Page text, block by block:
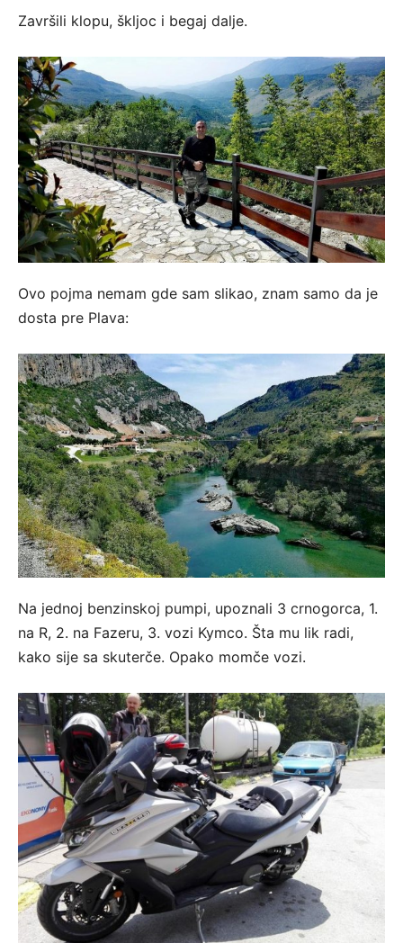
Završili klopu, škljoc i begaj dalje.
Ovo pojma nemam gde sam slikao, znam samo da je
dosta pre Plava:
Na jednoj benzinskoj pumpi, upoznali 3 crnogorca, 1.
na R, 2. na Fazeru, 3. vozi Kymco. Šta mu lik radi,
kako sije sa skuterče. Opako momče vozi.